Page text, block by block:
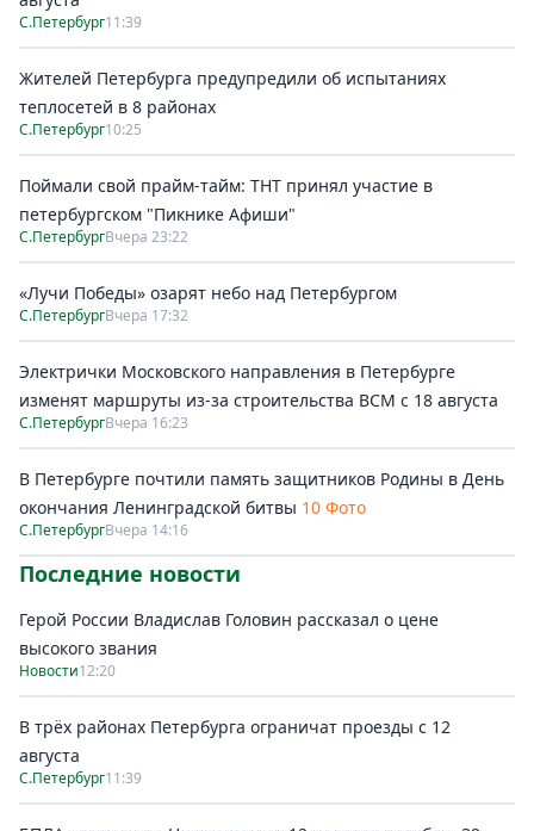
С.Петербург11:39
Жителей Петербурга предупредили об испытаниях
теплосетей в 8 районах
С.Петербург10:25
Поймали свой прайм-тайм: ТНТ принял участие в
петербургском "Пикнике Афиши"
С.ПетербургВчера 23:22
«Лучи Победы» озарят небо над Петербургом
С.ПетербургВчера 17:32
Электрички Московского направления в Петербурге
изменят маршруты из-за строительства ВСМ с 18 августа
С.ПетербургВчера 16:23
В Петербурге почтили память защитников Родины в День
окончания Ленинградской битвы 10 Фото
С.ПетербургВчера 14:16
Последние новости
Герой России Владислав Головин рассказал о цене
высокого звания
Новости12:20
В трёх районах Петербурга ограничат проезды с 12
августа
С.Петербург11:39